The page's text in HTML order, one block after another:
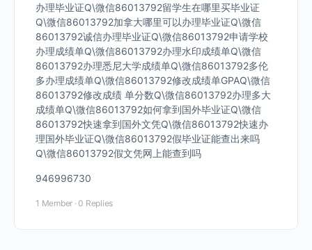
办理毕业证Q\微信86013792留学生在哪里买毕业证
Q\微信86013792加拿大哪里可以办理毕业证Q\微信
86013792诚信办理毕业证Q\微信86013792申请学校
办理成绩单Q\微信86013792办理水印成绩单Q\微信
86013792办理悉尼大学成绩单Q\微信86013792多伦
多办理成绩单Q\微信86013792修改成绩单GPAQ\微信
86013792修改成绩 单分数Q\微信86013792办理多大
成绩单Q\微信86013792如何拿到国外毕业证Q\微信
86013792快速拿到国外文凭Q\微信86013792快速办
理国外毕业证Q\微信86013792假毕业证能查出来吗
Q\微信86013792假文凭网上能查到吗
946996730
1 Member · 0 Replies